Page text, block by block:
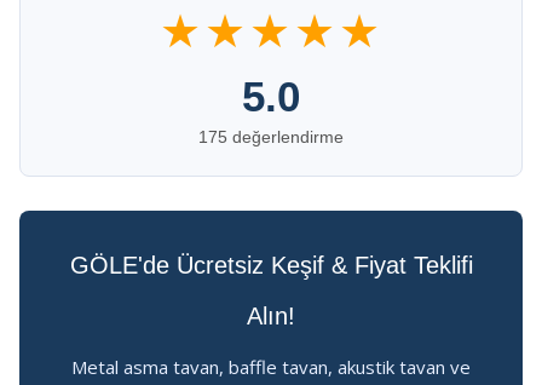
★★★★★
5.0
175 değerlendirme
GÖLE'de Ücretsiz Keşif & Fiyat Teklifi
Alın!
Metal asma tavan, baffle tavan, akustik tavan ve